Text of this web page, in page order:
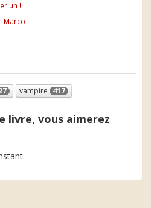
un !
Marco
vampire 417
livre, vous aimerez